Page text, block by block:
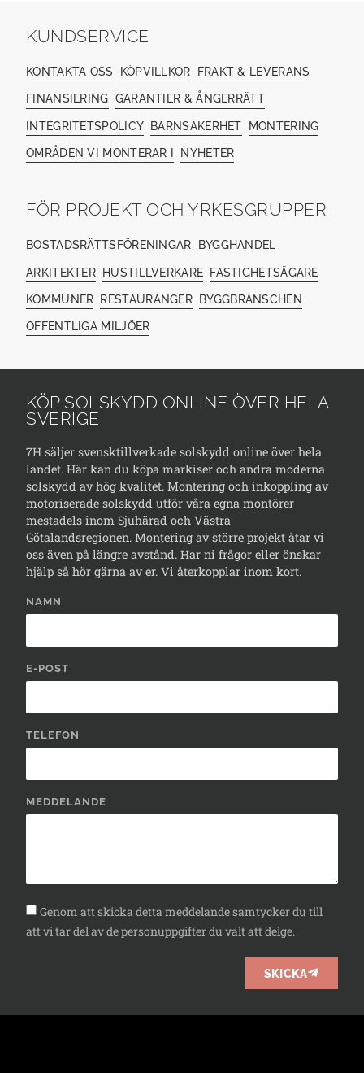
KUNDSERVICE
KONTAKTA OSS KÖPVILLKOR FRAKT & LEVERANS
FINANSIERING GARANTIER & ÅNGERRÄTT
INTEGRITETSPOLICY BARNSÄKERHET MONTERING
OMRÅDEN VI MONTERAR I NYHETER
FÖR PROJEKT OCH YRKESGRUPPER
BOSTADSRÄTTSFÖRENINGAR BYGGHANDEL
ARKITEKTER HUSTILLVERKARE FASTIGHETSÄGARE
KOMMUNER RESTAURANGER BYGGBRANSCHEN
OFFENTLIGA MILJÖER
KÖP SOLSKYDD ONLINE ÖVER HELA
SVERIGE
7H säljer svensktillverkade solskydd online över hela
landet. Här kan du köpa markiser och andra moderna
solskydd av hög kvalitet. Montering och inkoppling av
motoriserade solskydd utför våra egna montörer
mestadels inom Sjuhärad och Västra
Götalandsregionen. Montering av större projekt åtar vi
oss även på längre avstånd. Har ni frågor eller önskar
hjälp så hör gärna av er. Vi återkopplar inom kort.
NAMN
E-POST
TELEFON
MEDDELANDE
Genom att skicka detta meddelande samtycker du till
att vi tar del av de personuppgifter du valt att delge.
SKICKA